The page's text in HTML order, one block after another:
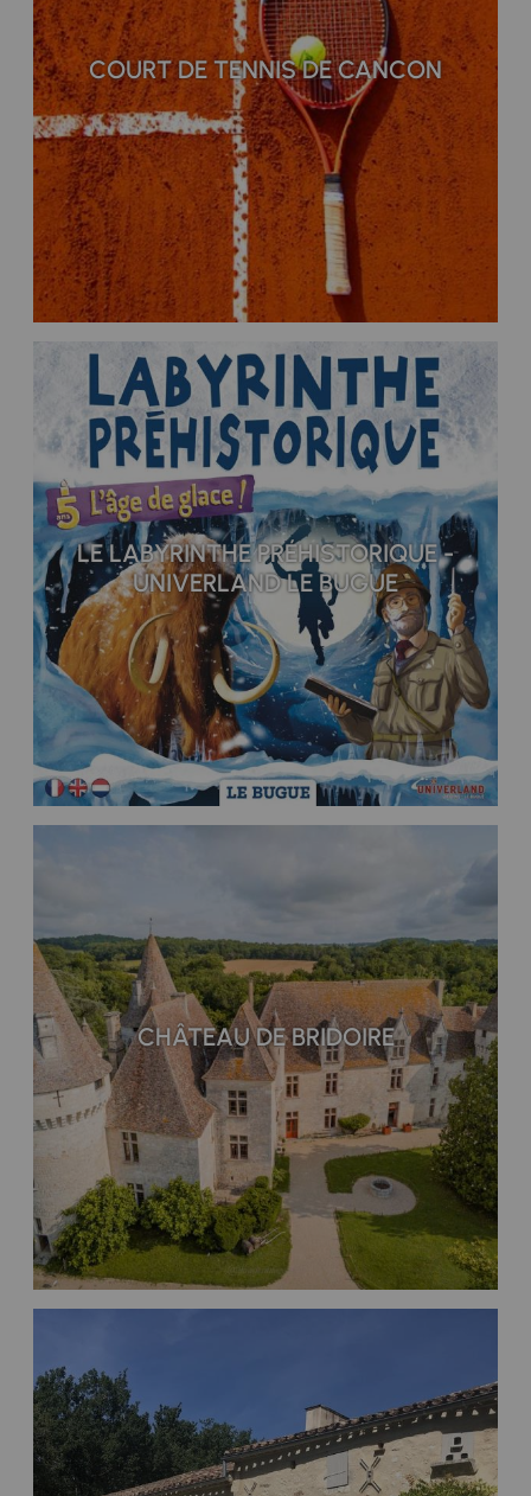
COURT DE TENNIS DE CANCON
LE LABYRINTHE PRÉHISTORIQUE -
UNIVERLAND LE BUGUE
CHÂTEAU DE BRIDOIRE